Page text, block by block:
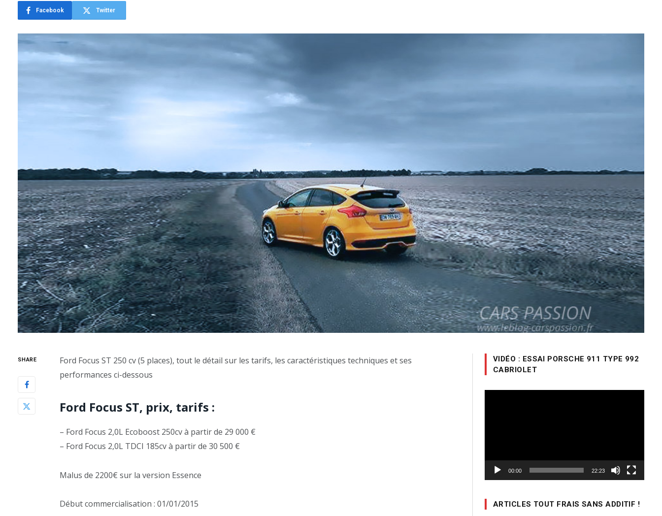
Facebook Twitter
SHARE
Ford Focus ST 250 cv (5 places), tout le détail sur les tarifs, les caractéristiques techniques et ses
performances ci-dessous
Ford Focus ST, prix, tarifs :
– Ford Focus 2,0L Ecoboost 250cv à partir de 29 000 €
– Ford Focus 2,0L TDCI 185cv à partir de 30 500 €
Malus de 2200€ sur la version Essence
Début commercialisation : 01/01/2015
VIDÉO : ESSAI PORSCHE 911 TYPE 992
CABRIOLET
00:00 22:23
ARTICLES TOUT FRAIS SANS ADDITIF !